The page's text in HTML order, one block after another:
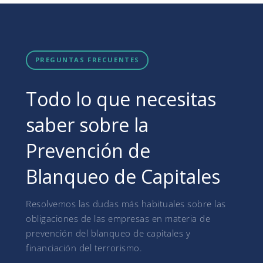
PREGUNTAS FRECUENTES
Todo lo que necesitas
saber sobre la
Prevención de
Blanqueo de Capitales
Resolvemos las dudas más habituales sobre las
obligaciones de las empresas en materia de
prevención del blanqueo de capitales y
financiación del terrorismo.